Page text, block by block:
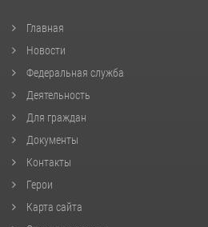
Главная
Новости
Федеральная служба
Деятельность
Для граждан
Документы
Контакты
Герои
Карта сайта